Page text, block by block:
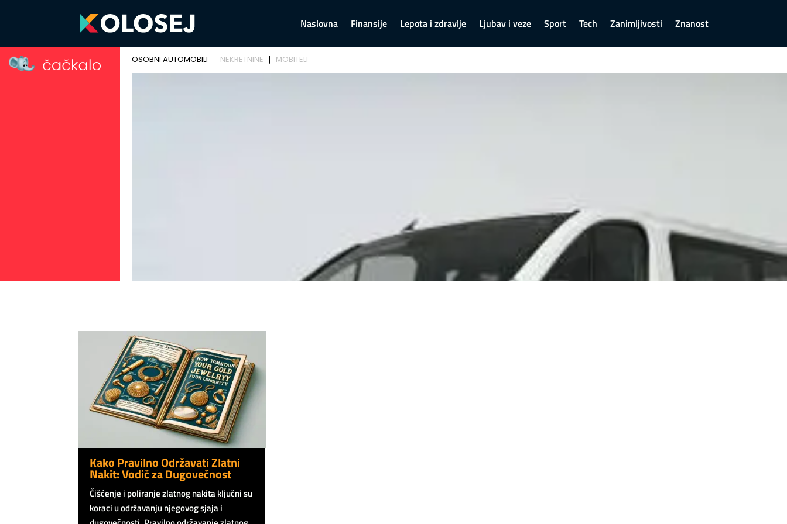
Naslovna Finansije Lepota i zdravlje Ljubav i veze Sport Tech Zanimljivosti Znanost
Kako Pravilno Održavati Zlatni
Nakit: Vodič za Dugovečnost
Čišćenje i poliranje zlatnog nakita ključni su
koraci u održavanju njegovog sjaja i